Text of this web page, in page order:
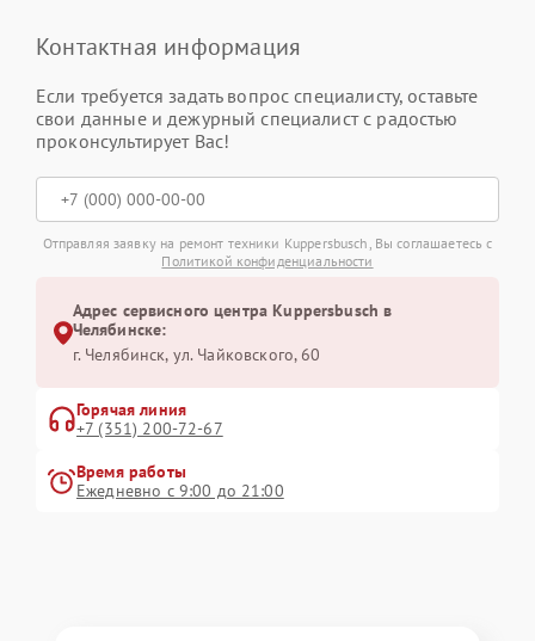
Контактная информация
Если требуется задать вопрос специалисту, оставьте
свои данные и дежурный специалист с радостью
проконсультирует Вас!
Отправляя заявку на ремонт техники Kuppersbusch, Вы соглашаетесь с
Политикой конфиденциальности
Адрес сервисного центра Kuppersbusch в
Челябинске:
г. Челябинск, ул. Чайковского, 60
Горячая линия
+7 (351) 200-72-67
Время работы
Ежедневно с 9:00 до 21:00